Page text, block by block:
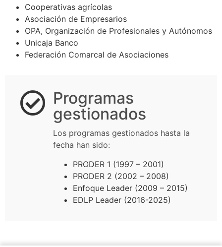
Cooperativas agrícolas
Asociación de Empresarios
OPA, Organización de Profesionales y Autónomos
Unicaja Banco
Federación Comarcal de Asociaciones
Programas
gestionados
Los programas gestionados hasta la
fecha han sido:
PRODER 1 (1997 – 2001)
PRODER 2 (2002 – 2008)
Enfoque Leader (2009 – 2015)
EDLP Leader (2016-2025)